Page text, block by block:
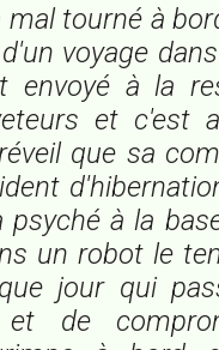
mal tourné à
voyage
envoyé à la
et c'est
que sa
psyché à la
un robot le
jour qui
et de